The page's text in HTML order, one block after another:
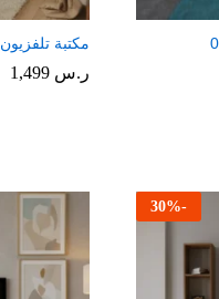
مكتبة تلفزيون
ر.س 1,499
-
30%